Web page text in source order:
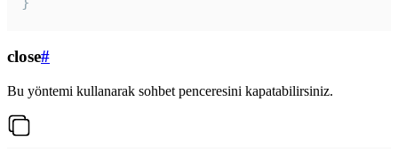
close#
Bu yöntemi kullanarak sohbet penceresini kapatabilirsiniz.